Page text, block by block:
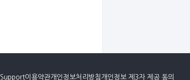
Support이용약관개인정보처리방침 개인정보 제3자 제공 동의